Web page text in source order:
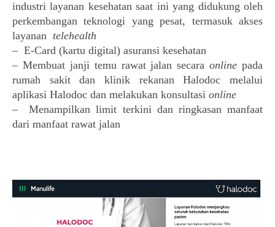
industri layanan kesehatan saat ini yang didukung oleh
perkembangan teknologi yang pesat, termasuk akses
layanan telehealth
– E-Card (kartu digital) asuransi kesehatan
– Membuat janji temu rawat jalan secara online pada
rumah sakit dan klinik rekanan Halodoc melalui
aplikasi Halodoc dan melakukan konsultasi online
–  Menampilkan limit terkini dan ringkasan manfaat
dari manfaat rawat jalan